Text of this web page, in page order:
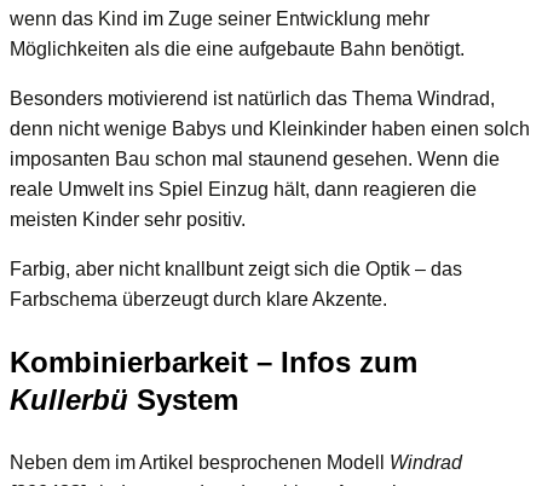
wenn das Kind im Zuge seiner Entwicklung mehr
Möglichkeiten als die eine aufgebaute Bahn benötigt.
Besonders motivierend ist natürlich das Thema Windrad,
denn nicht wenige Babys und Kleinkinder haben einen solch
imposanten Bau schon mal staunend gesehen. Wenn die
reale Umwelt ins Spiel Einzug hält, dann reagieren die
meisten Kinder sehr positiv.
Farbig, aber nicht knallbunt zeigt sich die Optik – das
Farbschema überzeugt durch klare Akzente.
Kombinierbarkeit – Infos zum
Kullerbü System
Neben dem im Artikel besprochenen Modell Windrad